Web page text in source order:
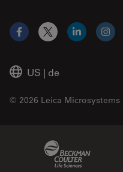
US | de
© 2026 Leica Microsystems
Facebook
X LinkedIn